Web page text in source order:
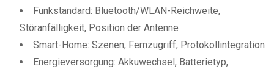
Funkstandard: Bluetooth/WLAN-Reichweite,
Störanfälligkeit, Position der Antenne
Smart-Home: Szenen, Fernzugriff, Protokollintegration
Energieversorgung: Akkuwechsel, Batterietyp,